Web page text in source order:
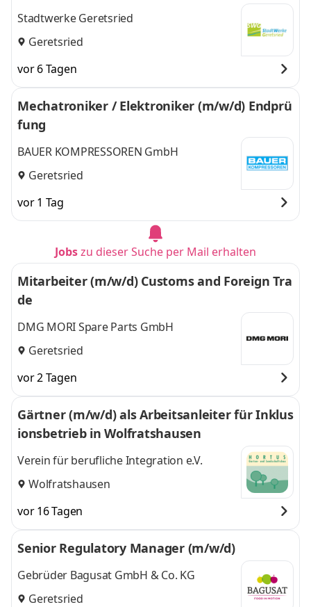
Stadtwerke Geretsried
Geretsried
vor 6 Tagen
Mechatroniker / Elektroniker (m/w/d) Endprü
fung
BAUER KOMPRESSOREN GmbH
Geretsried
vor 1 Tag
Jobszu dieser Suche per Mail erhalten
Mitarbeiter (m/w/d) Customs and Foreign Tra
de
DMG MORI Spare Parts GmbH
Geretsried
vor 2 Tagen
Gärtner (m/w/d) als Arbeitsanleiter für Inklus
ionsbetrieb in Wolfratshausen
Verein für berufliche Integration e.V.
Wolfratshausen
vor 16 Tagen
Senior Regulatory Manager (m/w/d)
Gebrüder Bagusat GmbH & Co. KG
Geretsried